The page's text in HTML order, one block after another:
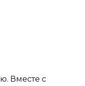
Вместе с